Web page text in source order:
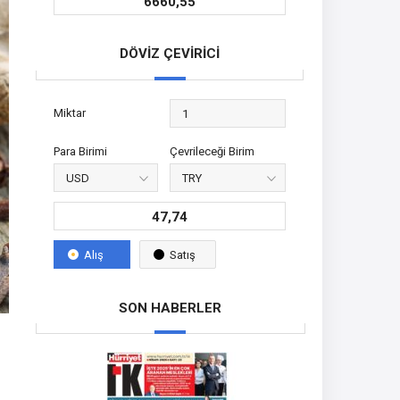
DÖVİZ ÇEVİRİCİ
Miktar
Para Birimi Çevrileceği Birim
47,74
Alış Satış
SON HABERLER